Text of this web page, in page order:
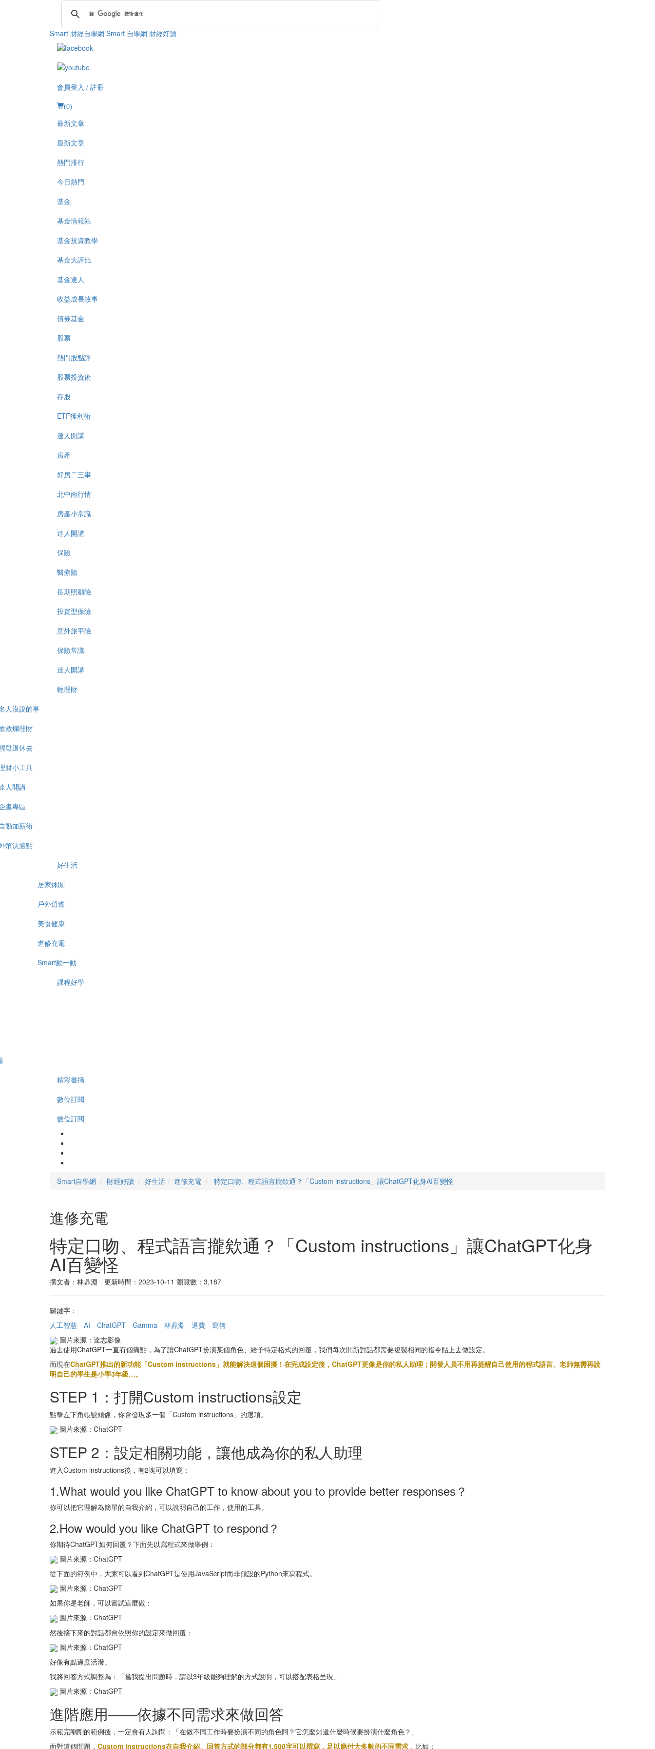
Smart 財經自學網 Smart 自學網 財經好讀
會員登入 / 註冊
(0)
最新文章
最新文章
熱門排行
今日熱門
基金
基金情報站
基金投資教學
基金大評比
基金達人
收益成長故事
債券基金
股票
熱門股點評
股票投資術
存股
ETF獲利術
達人開講
房產
好房二三事
北中南行情
房產小常識
達人開講
保險
醫療險
長期照顧險
投資型保險
意外旅平險
保險常識
達人開講
輕理財
人沒說的事
救爛理財
鬆退休去
財小工具
人開講
畫專區
動加薪術
幣決勝點
好生活
居家休閒
戶外逍遙
美食健康
進修充電
Smart動一動
課程好學
精彩書摘
數位訂閱
數位訂閱
Smart自學網 財經好讀 好生活 進修充電 特定口吻、程式語言攏欸通？「Custom instructions」讓ChatGPT化身AI百變怪
進修充電
特定口吻、程式語言攏欸通？「Custom instructions」讓ChatGPT化身
AI百變怪
撰文者：林鼎淵 更新時間：2023-10-11 瀏覽數：3,187
關鍵字：
人工智慧
AI ChatGPT Gamma 林鼎淵 退費
寫信
圖片來源：達志影像
過去使用ChatGPT一直有個痛點，為了讓ChatGPT扮演某個角色、給予特定格式的回覆，我們每次開新對話都需要複製相同的指令貼上去做設定。
而現在ChatGPT推出的新功能「Custom instructions」就能解決這個困擾！在完成設定後，ChatGPT更像是你的私人助理；開發人員不用再提醒自己使用的程式語言、老師無需再說
明自己的學生是小學3年級…。
STEP 1：打開Custom instructions設定
點擊左下角帳號頭像，你會發現多一個「Custom instructions」的選項。
圖片來源：ChatGPT
STEP 2：設定相關功能，讓他成為你的私人助理
進入Custom instructions後，有2塊可以填寫：
1.What would you like ChatGPT to know about you to provide better responses？
你可以把它理解為簡單的自我介紹，可以說明自己的工作，使用的工具。
2.How would you like ChatGPT to respond？
你期待ChatGPT如何回覆？下面先以寫程式來做舉例：
圖片來源：ChatGPT
從下面的範例中，大家可以看到ChatGPT是使用JavaScript而非預設的Python來寫程式。
圖片來源：ChatGPT
如果你是老師，可以嘗試這麼做：
圖片來源：ChatGPT
然後接下來的對話都會依照你的設定來做回覆：
圖片來源：ChatGPT
好像有點過度活潑。
我將回答方式調整為：「當我提出問題時，請以3年級能夠理解的方式說明，可以搭配表格呈現」
圖片來源：ChatGPT
進階應用——依據不同需求來做回答
示範完剛剛的範例後，一定會有人詢問：「在做不同工作時要扮演不同的角色阿？它怎麼知道什麼時候要扮演什麼角色？」
面對這個問題， Custom instructions在自我介紹、回答方式的部分都有1,500字可以撰寫，足以應付大多數的不同需求 ，比如：